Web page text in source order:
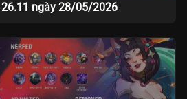
ngày 28/05/2026